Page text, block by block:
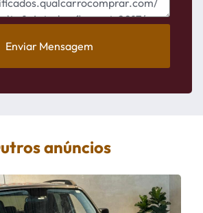
Enviar Mensagem
anúncios